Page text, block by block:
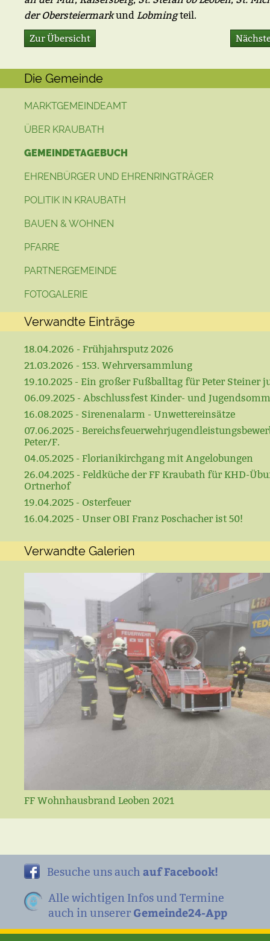
der Obersteiermarkund Lobmingteil.
Zur Übersicht
Die Gemeinde
MARKTGEMEINDEAMT
ÜBER KRAUBATH
GEMEINDETAGEBUCH
EHRENBÜRGER UND EHRENRINGTRÄGER
POLITIK IN KRAUBATH
BAUEN & WOHNEN
PFARRE
PARTNERGEMEINDE
FOTOGALERIE
Verwandte Einträge
18.04.2026 - Frühjahrsputz 2026
21.03.2026 - 153. Wehrversammlung
19.10.2025 - Ein großer Fußballtag für Peter Steiner
06.09.2025 - Abschlussfest Kinder- und
16.08.2025 - Sirenenalarm - Unwettereinsätze
07.06.2025 -
Peter/F.
04.05.2025 - Florianikirchgang mit Angelobungen
26.04.2025 - Feldküche der FF Kraubath für KHD-
Ortnerhof
19.04.2025 - Osterfeuer
16.04.2025 - Unser OBI Franz Poschacher ist 50!
Verwandte Galerien
FF Wohnhausbrand Leoben 2021
Besuche uns auch auf Facebook!
Alle wichtigen Infos und Termine
auch in unserer Gemeinde24-App